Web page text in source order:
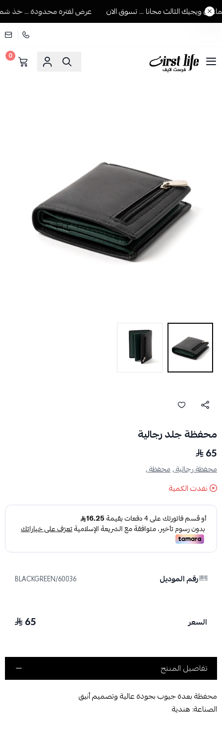
ويجيك الثالث مجانا ... تسوق الان عرض لفتره محدودة ... خذ
فرست لايف للمستلزمات الرجالية
0
محفظة جلد رجالية
65
محفظة رجالية ,محفظة ,
نفدت الكمية
رقم الموديل BLACKGREEN/60036
السعر 65
تفاصيل المنتج
محفظة بعدة جيوب بجودة عالية وتصميم أنيق
الصناعة: هندية